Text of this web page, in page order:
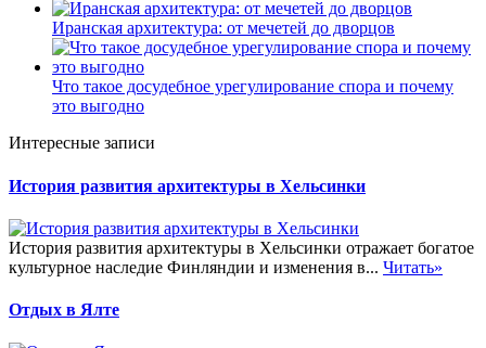
Иранская архитектура: от мечетей до дворцов
Что такое досудебное урегулирование спора и почему
это выгодно
Интересные записи
История развития архитектуры в Хельсинки
История развития архитектуры в Хельсинки отражает богатое
культурное наследие Финляндии и изменения в... Читать»
Отдых в Ялте